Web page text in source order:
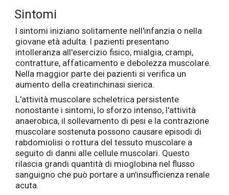
Sintomi
I sintomi iniziano solitamente nell'infanzia o nella
giovane età adulta. I pazienti presentano
intolleranza all'esercizio fisico, mialgia, crampi,
contratture, affaticamento e debolezza muscolare.
Nella maggior parte dei pazienti si verifica un
aumento della creatinchinasi sierica.
L'attività muscolare scheletrica persistente
nonostante i sintomi, lo sforzo intenso, l'attività
anaerobica, il sollevamento di pesi e la contrazione
muscolare sostenuta possono causare episodi di
rabdomiolisi o rottura del tessuto muscolare a
seguito di danni alle cellule muscolari. Questo
rilascia grandi quantità di mioglobina nel flusso
sanguigno che può portare a un'insufficienza renale
acuta.